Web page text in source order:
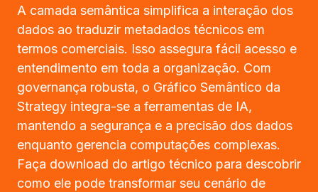
A camada semântica simplifica a interação dos
dados ao traduzir metadados técnicos em
termos comerciais. Isso assegura fácil acesso e
entendimento em toda a organização. Com
governança robusta, o Gráfico Semântico da
Strategy integra-se a ferramentas de IA,
mantendo a segurança e a precisão dos dados
enquanto gerencia computações complexas.
Faça download do artigo técnico para descobrir
como ele pode transformar seu cenário de